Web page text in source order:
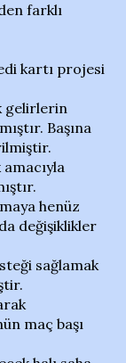
farklı
kartı projesi
gelirlerin
Başına
henüz
değişiklikler
sağlamak
maç başı